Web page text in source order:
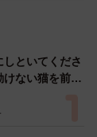
しといてくださ
けない猫を前に
間 「命の重